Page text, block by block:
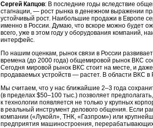
Сергей Капцов: В последние годы вследствие
стагнации, — рост рынка в денежном выражении
устойчивый рост. Наибольшие продажи в Европе
именно в России. Думаю, что вскоре можно будет
всего, уже в этом году у оборудования компаний,
интерфейс.
По нашим оценкам, рынок связи в России
времена (до 2000 года) общемировой рынок ВКС
Сегодня мировой рынок ВКС стоит на месте, и даже
продаваемых устройств — растет. В области ВКС в
Мы считаем, что у нас ближайшие 2–3 года
(в пределах $50–100 тыс.) позволяет
к технологии появляется не только у крупных
в реальный инструмент делового общения. Если
компании («Лукойл», ТНК, «Газпром») или
предприятия машиностроения,